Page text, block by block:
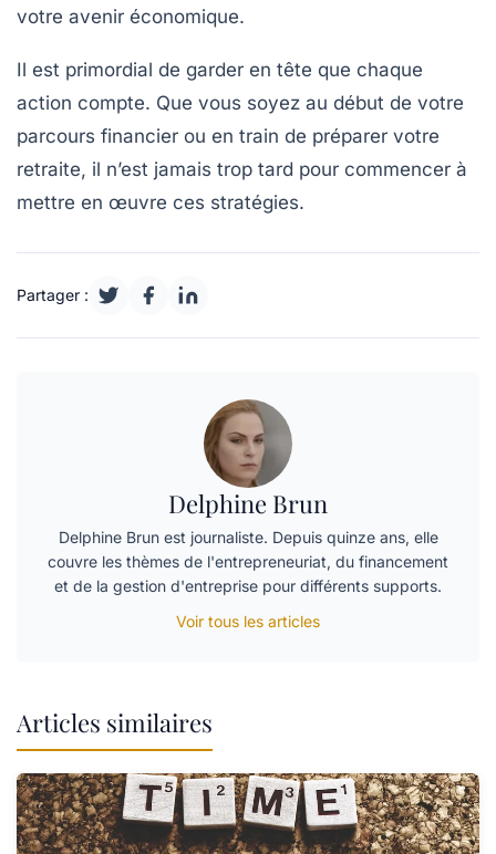
votre avenir économique.
Il est primordial de garder en tête que chaque
action compte. Que vous soyez au début de votre
parcours financier ou en train de préparer votre
retraite, il n’est jamais trop tard pour commencer à
mettre en œuvre ces stratégies.
Partager :
Delphine Brun
Delphine Brun est journaliste. Depuis quinze ans, elle
couvre les thèmes de l'entrepreneuriat, du financement
et de la gestion d'entreprise pour différents supports.
Voir tous les articles
Articles similaires